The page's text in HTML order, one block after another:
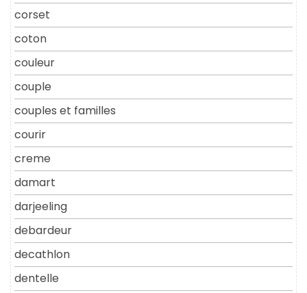
corset
coton
couleur
couple
couples et familles
courir
creme
damart
darjeeling
debardeur
decathlon
dentelle